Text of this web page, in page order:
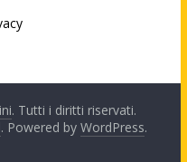
. Tutti i diritti riservati.
. Powered by WordPress.